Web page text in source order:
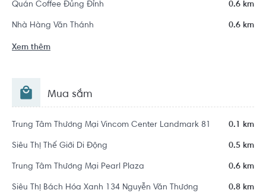
Quán Coffee Đủng Đỉnh 0.6 km
Nhà Hàng Văn Thánh 0.6 km
Xem thêm
Mua sắm
Trung Tâm Thương Mại Vincom Center Landmark 81 0.1 km
Siêu Thị Thế Giới Di Động 0.5 km
Trung Tâm Thương Mại Pearl Plaza 0.6 km
Siêu Thị Bách Hóa Xanh 134 Nguyễn Văn Thương 0.8 km